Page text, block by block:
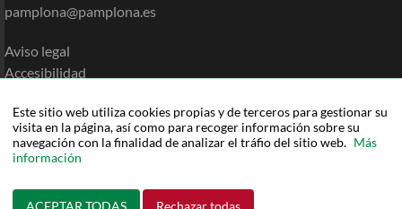
Este sitio web utiliza cookies propias y de terceros para gestionar su
visita en la página, así como para recoger información sobre su
navegación con la finalidad de analizar el tráfio del sitio web. Más
información
ACEPTAR TODAS Rechazar todas
pamplona@pamplona.es
Aviso legal
Accesibilidad
Política de privacidad
Mapa de la Sede
Ayuda